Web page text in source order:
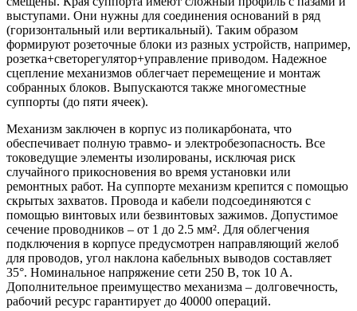
выступами. Они нужны для соединения оснований в ряд
(горизонтальный или вертикальный). Таким образом
формируют розеточные блоки из разных устройств, например,
розетка+светорегулятор+управление приводом. Надежное
сцепление механизмов облегчает перемещение и монтаж
собранных блоков. Выпускаются также многоместные
суппорты (до пяти ячеек).
Механизм заключен в корпус из поликарбоната, что
обеспечивает полную травмо- и электробезопасность. Все
токоведущие элементы изолированы, исключая риск
случайного прикосновения во время установки или
ремонтных работ. На суппорте механизм крепится с помощью
скрытых захватов. Провода и кабели подсоединяются с
помощью винтовых или безвинтовых зажимов. Допустимое
сечение проводников – от 1 до 2.5 мм². Для облегчения
подключения в корпусе предусмотрен направляющий желоб
для проводов, угол наклона кабельных выводов составляет
35°. Номинальное напряжение сети 250 В, ток 10 А.
Дополнительное преимущество механизма – долговечность,
рабочий ресурс гарантирует до 40000 операций.